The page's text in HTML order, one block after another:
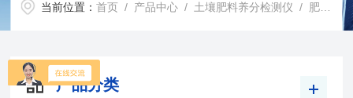
当前位置：首页 / 产品中心 / 土壤肥料养分检测仪 / 肥料含量检测仪
产品分类